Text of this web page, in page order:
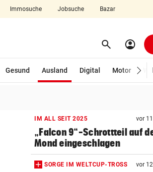
Immosuche Jobsuche Bazar
search Suchen
account_circle
Gesund Ausland
Digital
Motor
IM ALL SEIT 2025 vor
„Falcon 9“-Schrottteil auf
Mond eingeschlagen
SORGE IM WELTCUP-TROSS vor